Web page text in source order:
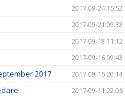
2017-09-24 15:52
2017-09-21 09:33
2017-09-18 11:12
2017-09-16 09:43
2017 2017-09-15 20:14
2017-09-11 22:06